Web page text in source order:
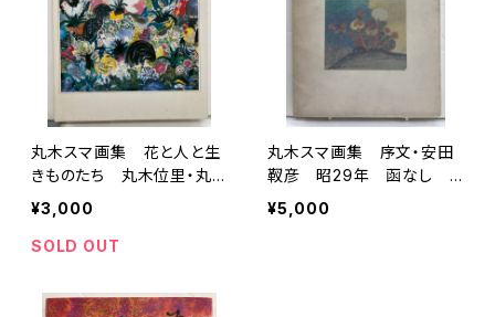
丸木スマ画集 花と人と生
きものたち 丸木位里・丸
木俊 編 1984年 小学館
¥3,000
SOLD OUT
丸木スマ画集 序文・安田
靫彦 昭29年 函なし
大塔書店
¥5,000